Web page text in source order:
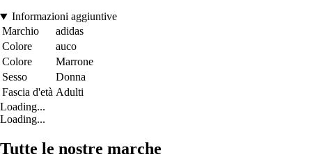
Informazioni aggiuntive
Marchio
adidas
Colore
auco
Colore
Marrone
Sesso
Donna
Fascia d'età Adulti
Loading...
Loading...
Tutte le nostre marche